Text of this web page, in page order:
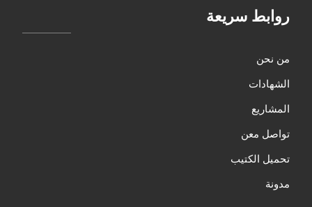
روابط سريعة
من نحن
الشهادات
المشاريع
تواصل معن
تحميل الكتيب
مدونة